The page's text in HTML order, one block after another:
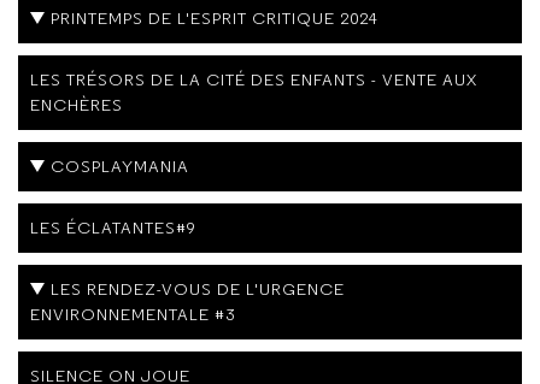
PRINTEMPS DE L'ESPRIT CRITIQUE 2024
LES TRÉSORS DE LA CITÉ DES ENFANTS - VENTE AUX
ENCHÈRES
COSPLAYMANIA
LES ÉCLATANTES#9
LES RENDEZ-VOUS DE L'URGENCE
ENVIRONNEMENTALE #3
SILENCE ON JOUE